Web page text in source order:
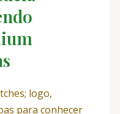
logo,
para conhecer